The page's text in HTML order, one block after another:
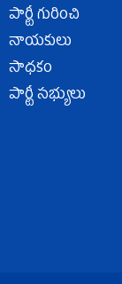
పార్టీ గురించి
నాయకులు
సాధకం
పార్టీ సభ్యులు